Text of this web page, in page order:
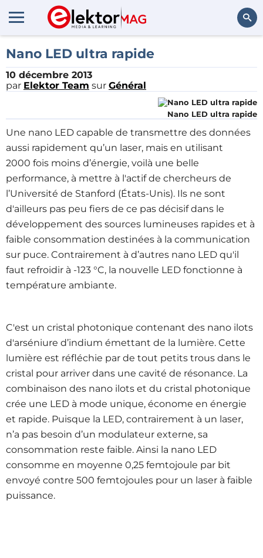
Nano LED ultra rapide
10 décembre 2013
par Elektor Team sur Général
Nano LED ultra rapide
Une nano LED capable de transmettre des données
aussi rapidement qu’un laser, mais en utilisant
2000 fois moins d’énergie, voilà une belle
performance, à mettre à l'actif de chercheurs de
l’Université de Stanford (États-Unis). Ils ne sont
d'ailleurs pas peu fiers de ce pas décisif dans le
développement des sources lumineuses rapides et à
faible consommation destinées à la communication
sur puce. Contrairement à d’autres nano LED qu'il
faut refroidir à -123 °C, la nouvelle LED fonctionne à
température ambiante.
C'est un cristal photonique contenant des nano ilots
d'arséniure d’indium émettant de la lumière. Cette
lumière est réfléchie par de tout petits trous dans le
cristal pour arriver dans une cavité de résonance. La
combinaison des nano ilots et du cristal photonique
crée une LED à mode unique, économe en énergie
et rapide. Puisque la LED, contrairement à un laser,
n’a pas besoin d’un modulateur externe, sa
consommation reste faible. Ainsi la nano LED
consomme en moyenne 0,25 femtojoule par bit
envoyé contre 500 femtojoules pour un laser à faible
puissance.